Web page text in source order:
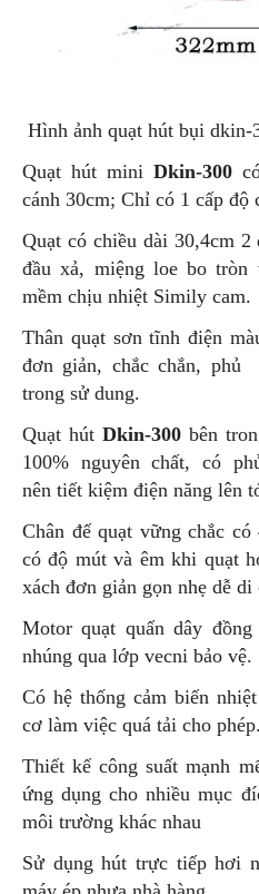
Hình ảnh quạt hút bụi dkin-
Quạt hút mini Dkin-300có
cánh 30cm; Chỉ có 1 cấp độ
Quạt có chiều dài 30,4cm
đầu xả, miệng loe bo
mềm chịu nhiệt Simily cam.
Thân quạt sơn tĩnh điện
đơn giản, chắc chắn,
trong sử dung.
Quạt hút Dkin-300bên
100% nguyên chất, có
nên tiết kiệm điện năng lên
Chân đế quạt vững chắc
có độ mút và êm khi quạt
xách đơn giản gọn nhẹ dễ
Motor quạt quấn dây
nhúng qua lớp vecni bảo vệ.
Có hệ thống cảm biến
cơ làm việc quá tải cho phép.
Thiết kế công suất mạnh
ứng dụng cho nhiều mục
môi trường khác nhau
Sử dụng hút trực tiếp hơi